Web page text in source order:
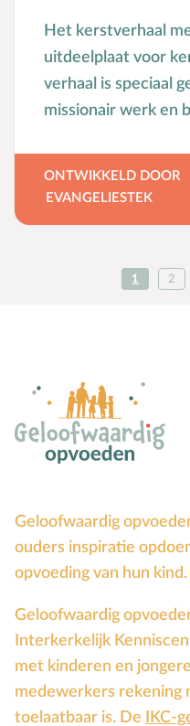
Het kerstverhaal
uitdeelplaat voor
verhaal is speciaal
missionair werk en
een bouwplaat om
ONTWIKKELD DOOR
EVANGELIESTEK
1 2
Geloofwaardig
ouders inspiratie
opvoeding van hun kind.
Geloofwaardig
Interkerkelijk
met kinderen en
medewerkers rekening
toelaatbaar is. De
IKC-